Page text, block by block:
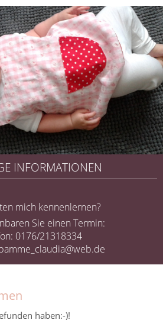
INFORMATIONEN
mich kennenlernen?
Sie einen Termin:
0176/21318334
haben:-)!